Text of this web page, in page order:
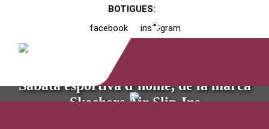
BOTIGUES:
facebook
instagram
Sabata esportiva d’home, de la marca
Skechers Air Slip-Ins